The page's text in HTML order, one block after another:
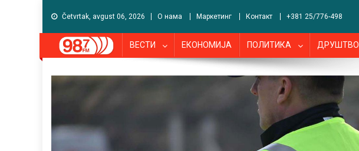
Četvrtak, avgust 06, 2026 О нама Маркетинг Контакт +381 25/776-498
ВЕСТИ ЕКОНОМИЈА ПОЛИТИКА ДРУШТВО